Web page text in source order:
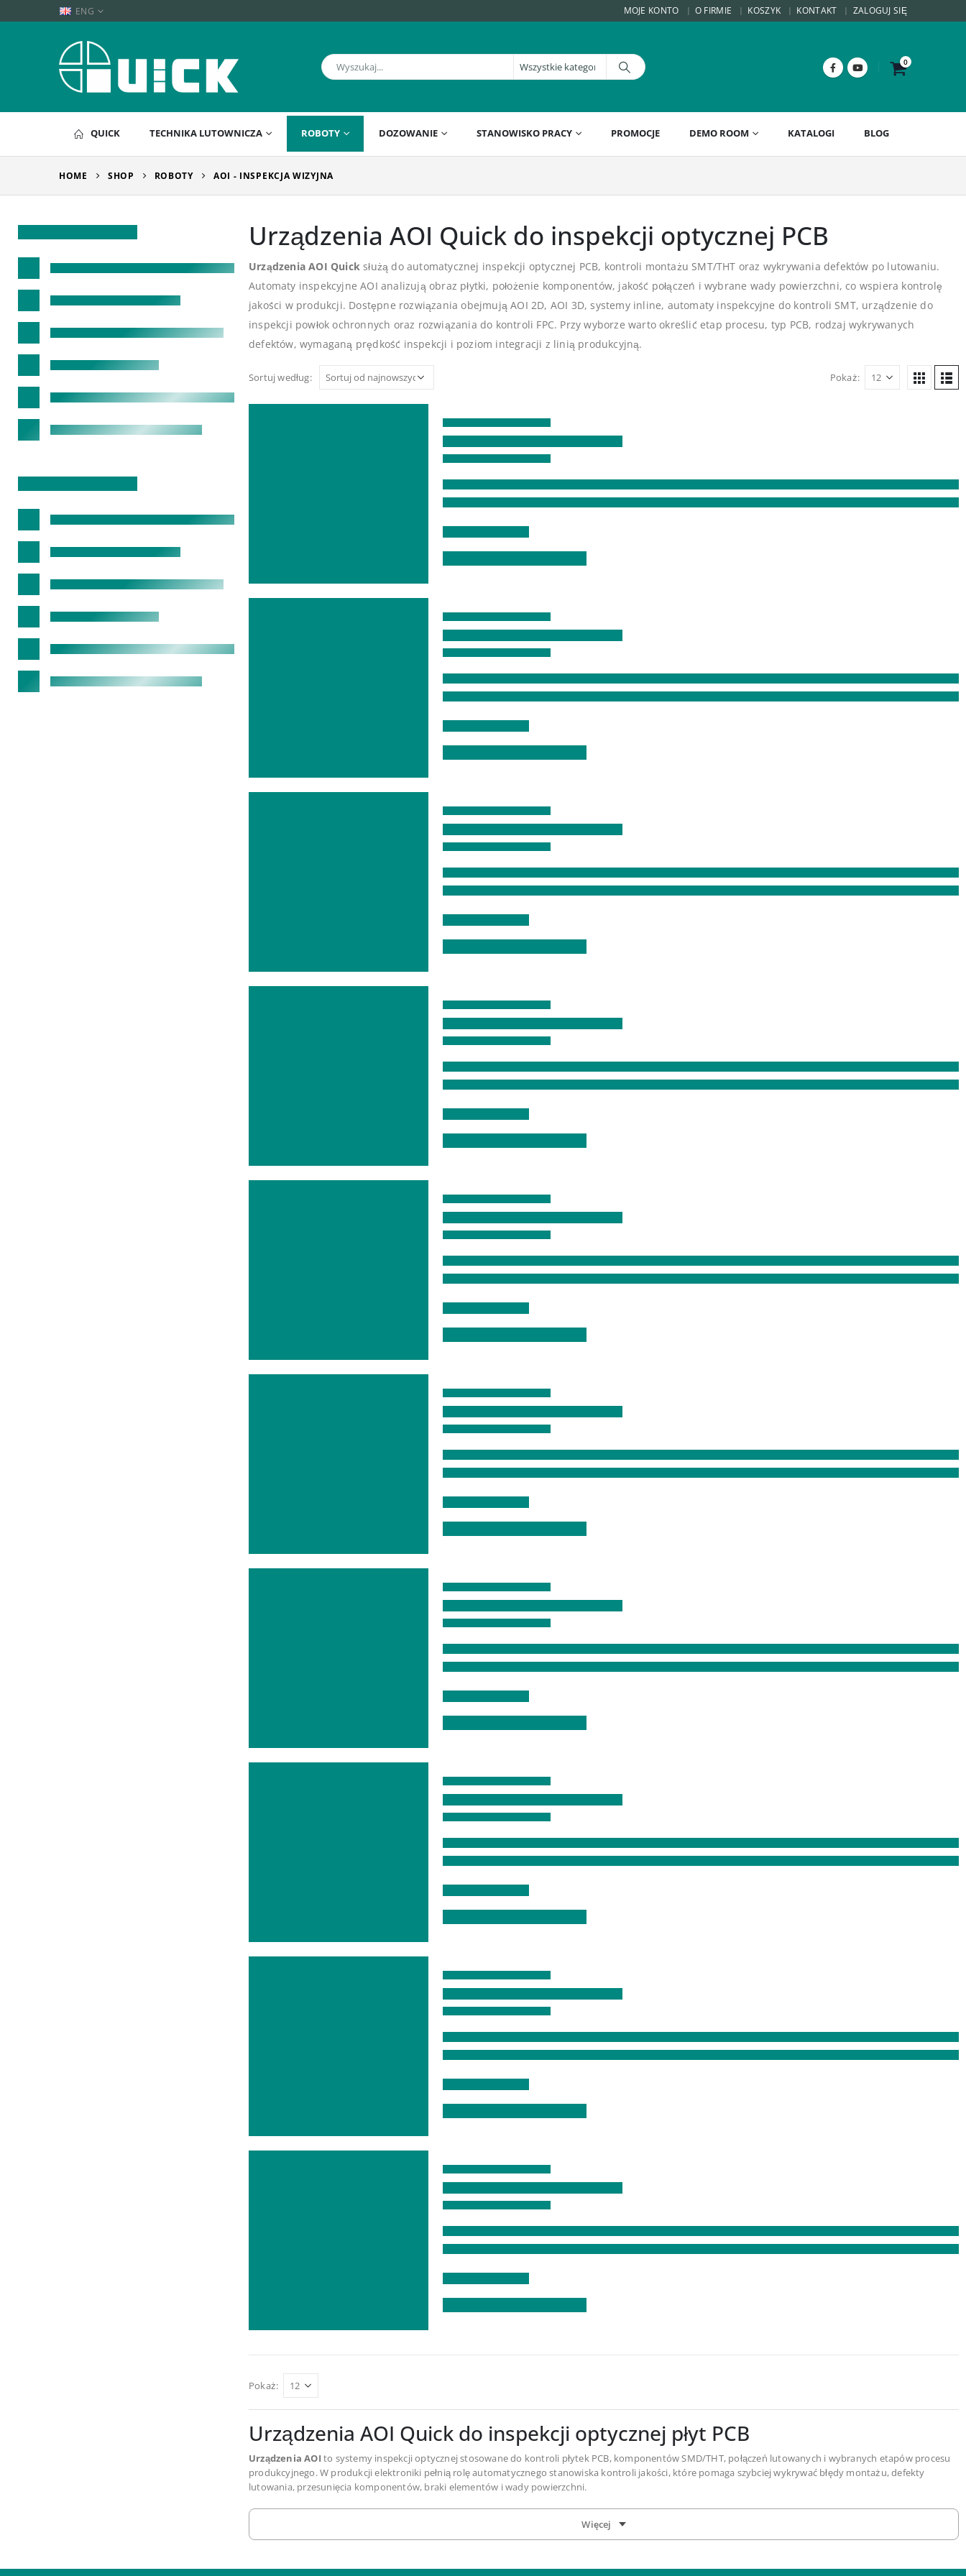
ENG MOJE KONTO O FIRMIE KOSZYK KONTAKT ZALOGUJ SIĘ
0
QUICK TECHNIKA LUTOWNICZA ROBOTY DOZOWANIE STANOWISKO PRACY PROMOCJE DEMO ROOM KATALOGI BLOG
HOME SHOP ROBOTY AOI - INSPEKCJA WIZYJNA
Urządzenia AOI Quick do inspekcji optycznej PCB
Urządzenia AOI Quick służą do automatycznej inspekcji optycznej PCB, kontroli montażu SMT/THT oraz wykrywania defektów po lutowaniu.
Automaty inspekcyjne AOI analizują obraz płytki, położenie komponentów, jakość połączeń i wybrane wady powierzchni, co wspiera kontrolę
jakości w produkcji. Dostępne rozwiązania obejmują AOI 2D, AOI 3D, systemy inline, automaty inspekcyjne do kontroli SMT, urządzenie do
inspekcji powłok ochronnych oraz rozwiązania do kontroli FPC. Przy wyborze warto określić etap procesu, typ PCB, rodzaj wykrywanych
defektów, wymaganą prędkość inspekcji i poziom integracji z linią produkcyjną.
Sortuj według: Pokaż:
Pokaż:
Urządzenia AOI Quick do inspekcji optycznej płyt PCB
Urządzenia AOI to systemy inspekcji optycznej stosowane do kontroli płytek PCB, komponentów SMD/THT, połączeń lutowanych i wybranych etapów procesu
produkcyjnego. W produkcji elektroniki pełnią rolę automatycznego stanowiska kontroli jakości, które pomaga szybciej wykrywać błędy montażu, defekty
lutowania, przesunięcia komponentów, braki elementów i wady powierzchni.
Automaty inspekcyjne AOI Quick można stosować po montażu SMT, po lutowaniu rozpływowym, po lutowaniu falowym, przy kontroli powłok ochronnych oraz
w procesach wymagających analizy 2D lub 3D. W praktyce są to maszyny do inspekcji optycznej przeznaczone dla produkcji elektroniki, działów jakości, R&D i
zautomatyzowanych linii PCB.
Zastosowanie urządzeń AOI w kontroli jakości PCB